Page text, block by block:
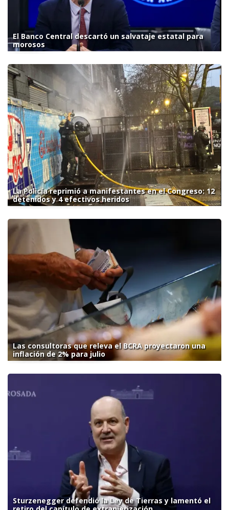
El Banco Central descartó un salvataje estatal para
morosos
La Policía reprimió a manifestantes en el Congreso: 12
detenidos y 4 efectivos heridos
Las consultoras que releva el BCRA proyectaron una
inflación de 2% para julio
Sturzenegger defendió la Ley de Tierras y lamentó el